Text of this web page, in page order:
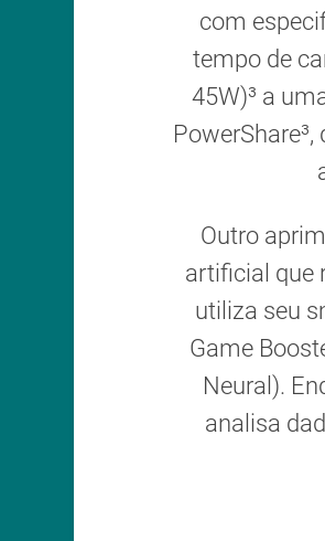
com
tempo de
45W)³ a
Outro
artificial que
utiliza seu
Game
Neural).
analisa